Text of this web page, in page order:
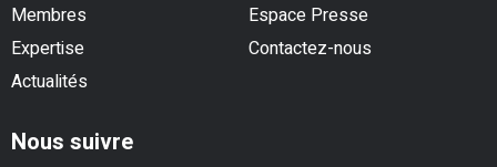
Membres
Espace Presse
Expertise
Contactez-nous
Actualités
Nous suivre